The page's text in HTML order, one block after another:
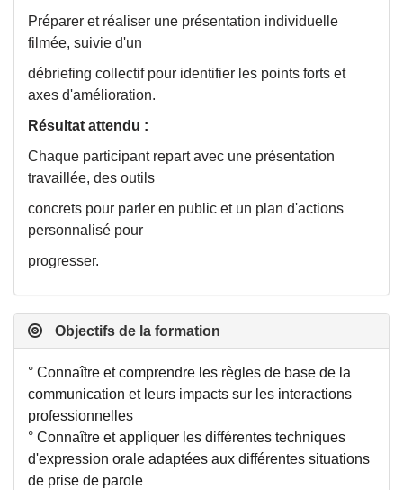
Préparer et réaliser une présentation individuelle
filmée, suivie d'un
débriefing collectif pour identifier les points forts et
axes d'amélioration.
Résultat attendu :
Chaque participant repart avec une présentation
travaillée, des outils
concrets pour parler en public et un plan d'actions
personnalisé pour
progresser.
Objectifs de la formation
° Connaître et comprendre les règles de base de la
communication et leurs impacts sur les interactions
professionnelles
° Connaître et appliquer les différentes techniques
d'expression orale adaptées aux différentes situations
de prise de parole